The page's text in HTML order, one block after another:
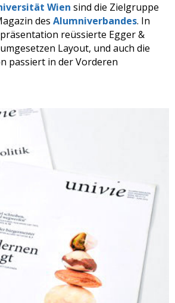
Wien sind die Zielgruppe
des Alumniverbandes. In
reüssierte Egger &
Layout, und auch die
passiert in der Vorderen